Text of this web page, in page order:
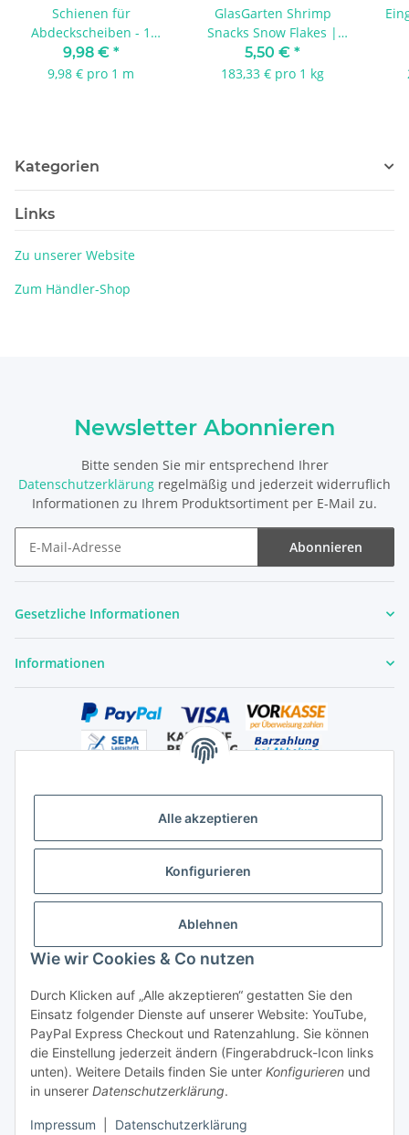
Alle akzeptieren
Konfigurieren
Ablehnen
Wie wir Cookies & Co nutzen
Durch Klicken auf „Alle akzeptieren“ gestatten Sie den
Einsatz folgender Dienste auf unserer Website: YouTube,
PayPal Express Checkout und Ratenzahlung. Sie können
die Einstellung jederzeit ändern (Fingerabdruck-Icon links
unten). Weitere Details finden Sie unter Konfigurieren und
in unserer Datenschutzerklärung.
Impressum Datenschutzerklärung
Schienen für
Abdeckscheiben - 1
Meter am Stück
9,98 € *
9,98 € pro 1 m
GlasGarten Shrimp
Snacks Snow Flakes |
Mix 3in1 Sticks 30 g
5,50 € *
183,33 € pro 1 kg
Kategorien
Links
Zu unserer Website
Zum Händler-Shop
Newsletter Abonnieren
Bitte senden Sie mir entsprechend Ihrer
Datenschutzerklärung regelmäßig und jederzeit widerruflich
Informationen zu Ihrem Produktsortiment per E-Mail zu.
Abonnieren
Gesetzliche Informationen
Informationen
Vertrag widerrufen